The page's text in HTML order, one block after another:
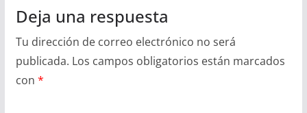
Deja una respuesta
Tu dirección de correo electrónico no será
publicada. Los campos obligatorios están marcados
con *